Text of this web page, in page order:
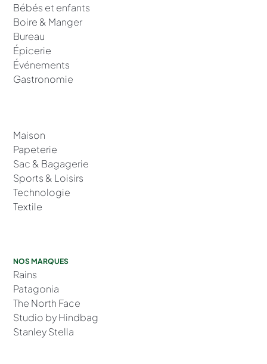
Bébés et enfants
Boire & Manger
Bureau
Épicerie
Événements
Gastronomie
Maison
Papeterie
Sac & Bagagerie
Sports & Loisirs
Technologie
Textile
NOS MARQUES
Rains
Patagonia
The North Face
Studio by Hindbag
Stanley Stella